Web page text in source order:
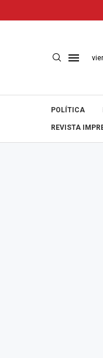
POLÍTICA
REVISTA